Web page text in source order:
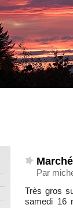
Par
Très gros
samedi 16